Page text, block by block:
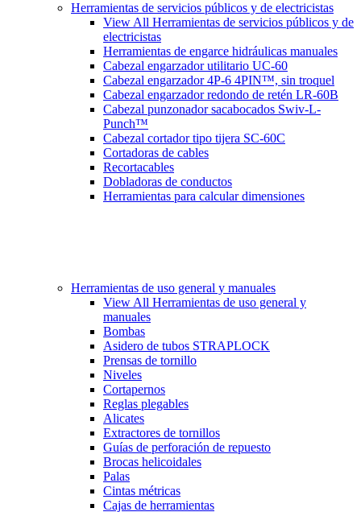
Herramientas de servicios públicos y de electricistas
View All Herramientas de servicios públicos y de
electricistas
Herramientas de engarce hidráulicas manuales
Cabezal engarzador utilitario UC-60
Cabezal engarzador 4P-6 4PIN™, sin troquel
Cabezal engarzador redondo de retén LR-60B
Cabezal punzonador sacabocados Swiv-L-
Punch™
Cabezal cortador tipo tijera SC-60C
Cortadoras de cables
Recortacables
Dobladoras de conductos
Herramientas para calcular dimensiones
Herramientas de uso general y manuales
View All Herramientas de uso general y
manuales
Bombas
Asidero de tubos STRAPLOCK
Prensas de tornillo
Niveles
Cortapernos
Reglas plegables
Alicates
Extractores de tornillos
Guías de perforación de repuesto
Brocas helicoidales
Palas
Cintas métricas
Cajas de herramientas